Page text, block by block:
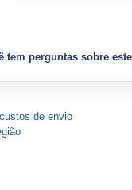
tem perguntas sobre
custos de envio